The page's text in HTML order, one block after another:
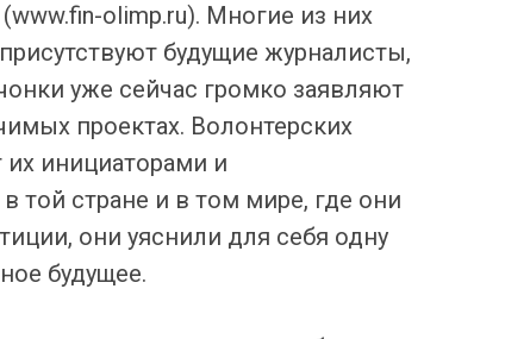
olimp.ru). Многие из них
будущие журналисты,
уже сейчас громко заявляют
проектах. Волонтерских
их инициаторами и
той стране и в том мире, где они
они уяснили для себя одну
будущее.